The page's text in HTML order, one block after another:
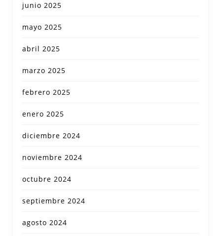
junio 2025
mayo 2025
abril 2025
marzo 2025
febrero 2025
enero 2025
diciembre 2024
noviembre 2024
octubre 2024
septiembre 2024
agosto 2024